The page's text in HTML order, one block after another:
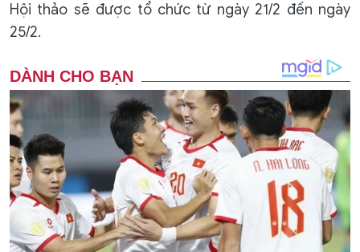
Hội thảo sẽ được tổ chức từ ngày 21/2 đến ngày
25/2.